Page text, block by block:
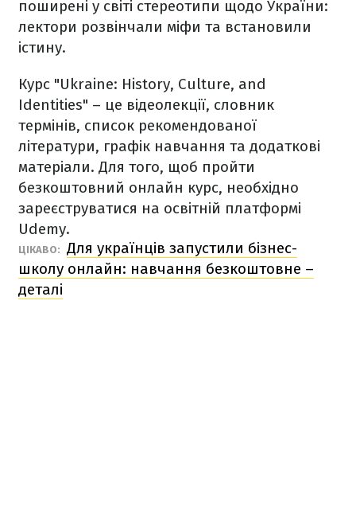
поширені у світі стереотипи щодо України:
лектори розвінчали міфи та встановили
істину.
Курс "Ukraine: History, Culture, and
Identities" – це відеолекції, словник
термінів, список рекомендованої
літератури, графік навчання та додаткові
матеріали. Для того, щоб пройти
безкоштовний онлайн курс, необхідно
зареєструватися на освітній платформі
Udemy.
ЦІКАВО: Для українців запустили бізнес-
школу онлайн: навчання безкоштовне –
деталі